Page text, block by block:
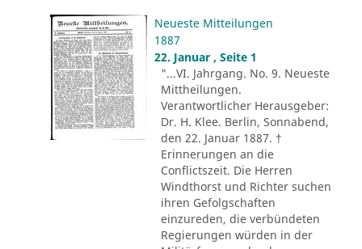
Neueste Mitteilungen
1887
22. Januar , Seite 1
"...VI. Jahrgang. No. 9. Neueste
Mittheilungen.
Verantwortlicher Herausgeber:
Dr. H. Klee. Berlin, Sonnabend,
den 22. Januar 1887. †
Erinnerungen an die
Conflictszeit. Die Herren
Windthorst und Richter suchen
ihren Gefolgschaften
einzureden, die verbündeten
Regierungen würden in der